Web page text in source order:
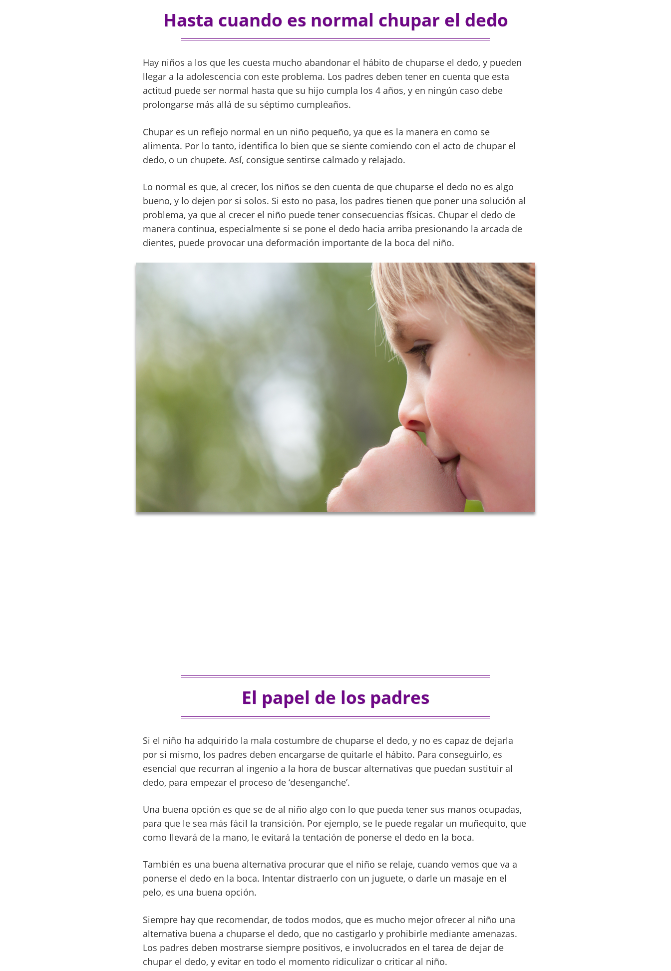
Hasta cuando es normal chupar el dedo
Hay niños a los que les cuesta mucho abandonar el hábito de chuparse el dedo, y pueden
llegar a la adolescencia con este problema. Los padres deben tener en cuenta que esta
actitud puede ser normal hasta que su hijo cumpla los 4 años, y en ningún caso debe
prolongarse más allá de su séptimo cumpleaños.
Chupar es un reflejo normal en un niño pequeño, ya que es la manera en como se
alimenta. Por lo tanto, identifica lo bien que se siente comiendo con el acto de chupar el
dedo, o un chupete. Así, consigue sentirse calmado y relajado.
Lo normal es que, al crecer, los niños se den cuenta de que chuparse el dedo no es algo
bueno, y lo dejen por si solos. Si esto no pasa, los padres tienen que poner una solución al
problema, ya que al crecer el niño puede tener consecuencias físicas. Chupar el dedo de
manera continua, especialmente si se pone el dedo hacia arriba presionando la arcada de
dientes, puede provocar una deformación importante de la boca del niño.
El papel de los padres
Si el niño ha adquirido la mala costumbre de chuparse el dedo, y no es capaz de dejarla
por si mismo, los padres deben encargarse de quitarle el hábito. Para conseguirlo, es
esencial que recurran al ingenio a la hora de buscar alternativas que puedan sustituir al
dedo, para empezar el proceso de ‘desenganche’.
Una buena opción es que se de al niño algo con lo que pueda tener sus manos ocupadas,
para que le sea más fácil la transición. Por ejemplo, se le puede regalar un muñequito, que
como llevará de la mano, le evitará la tentación de ponerse el dedo en la boca.
También es una buena alternativa procurar que el niño se relaje, cuando vemos que va a
ponerse el dedo en la boca. Intentar distraerlo con un juguete, o darle un masaje en el
pelo, es una buena opción.
Siempre hay que recomendar, de todos modos, que es mucho mejor ofrecer al niño una
alternativa buena a chuparse el dedo, que no castigarlo y prohibirle mediante amenazas.
Los padres deben mostrarse siempre positivos, e involucrados en el tarea de dejar de
chupar el dedo, y evitar en todo el momento ridiculizar o criticar al niño.